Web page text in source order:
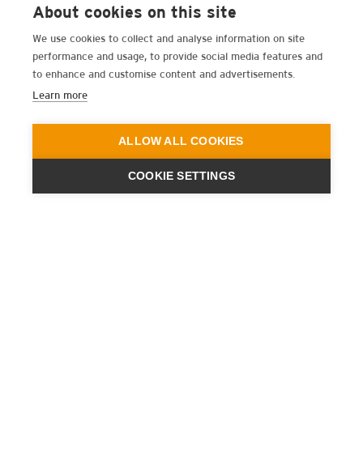
About cookies on this site
We use cookies to collect and analyse information on site
performance and usage, to provide social media features and
to enhance and customise content and advertisements.
Learn more
ALLOW ALL COOKIES
COOKIE SETTINGS